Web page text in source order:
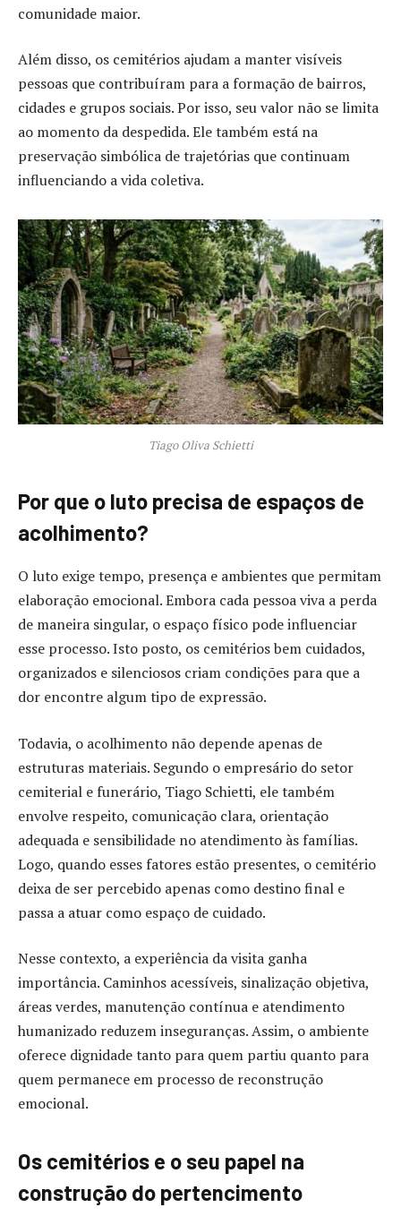
comunidade maior.
Além disso, os cemitérios ajudam a manter visíveis
pessoas que contribuíram para a formação de bairros,
cidades e grupos sociais. Por isso, seu valor não se limita
ao momento da despedida. Ele também está na
preservação simbólica de trajetórias que continuam
influenciando a vida coletiva.
Tiago Oliva Schietti
Por que o luto precisa de espaços de
acolhimento?
O luto exige tempo, presença e ambientes que permitam
elaboração emocional. Embora cada pessoa viva a perda
de maneira singular, o espaço físico pode influenciar
esse processo. Isto posto, os cemitérios bem cuidados,
organizados e silenciosos criam condições para que a
dor encontre algum tipo de expressão.
Todavia, o acolhimento não depende apenas de
estruturas materiais. Segundo o empresário do setor
cemiterial e funerário, Tiago Schietti, ele também
envolve respeito, comunicação clara, orientação
adequada e sensibilidade no atendimento às famílias.
Logo, quando esses fatores estão presentes, o cemitério
deixa de ser percebido apenas como destino final e
passa a atuar como espaço de cuidado.
Nesse contexto, a experiência da visita ganha
importância. Caminhos acessíveis, sinalização objetiva,
áreas verdes, manutenção contínua e atendimento
humanizado reduzem inseguranças. Assim, o ambiente
oferece dignidade tanto para quem partiu quanto para
quem permanece em processo de reconstrução
emocional.
Os cemitérios e o seu papel na
construção do pertencimento